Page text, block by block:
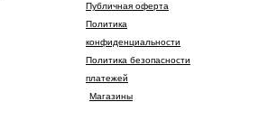
Магазины
Публичная оферта
Политика
конфиденциальности
Политика безопасности
платежей